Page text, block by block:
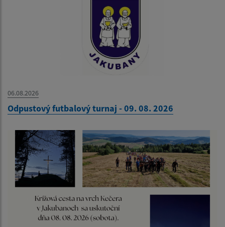
06.08.2026
Odpustový futbalový turnaj - 09. 08. 2026